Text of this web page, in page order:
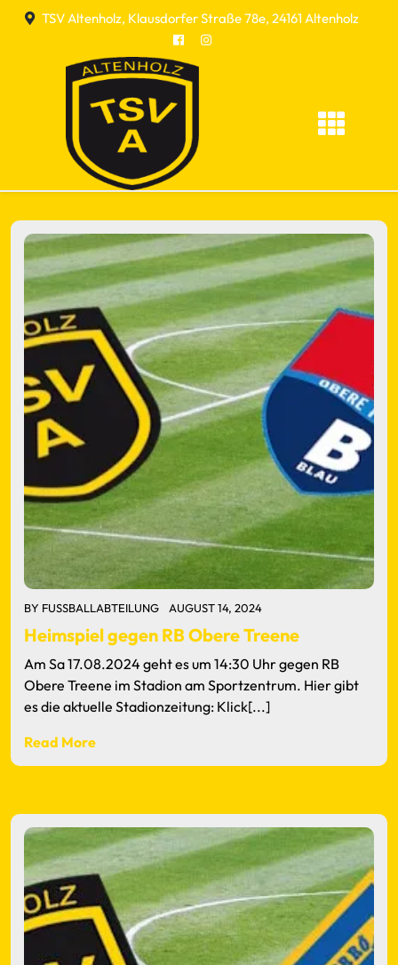
Skip
TSV Altenholz, Klausdorfer Straße 78e, 24161 Altenholz
BY FUSSBALLABTEILUNG AUGUST 14, 2024
Heimspiel gegen RB Obere Treene
Am Sa 17.08.2024 geht es um 14:30 Uhr gegen RB
Obere Treene im Stadion am Sportzentrum. Hier gibt
es die aktuelle Stadionzeitung: Klick[...]
Read More